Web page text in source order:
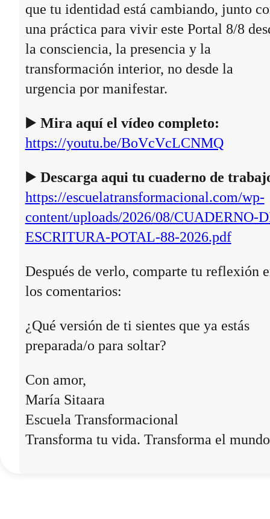
que tu identidad está cambiando, junto
una práctica para vivir este Portal 8/8
la consciencia, la presencia y la
transformación interior, no desde la
urgencia por manifestar.
▶️ Mira aquí el vídeo completo:
https://youtu.be/BoVcVcLCNMQ
▶️ Descarga aqui tu cuaderno de
https://escuelatransformacional.com/wp-
content/uploads/2026/08/CUADERNO-
ESCRITURA-POTAL-88-2026.pdf
Después de verlo, comparte tu reflexión
los comentarios:
¿Qué versión de ti sientes que ya estás
preparada/o para soltar?
Con amor,
María Sitaara
Escuela Transformacional
Transforma tu vida. Transforma el